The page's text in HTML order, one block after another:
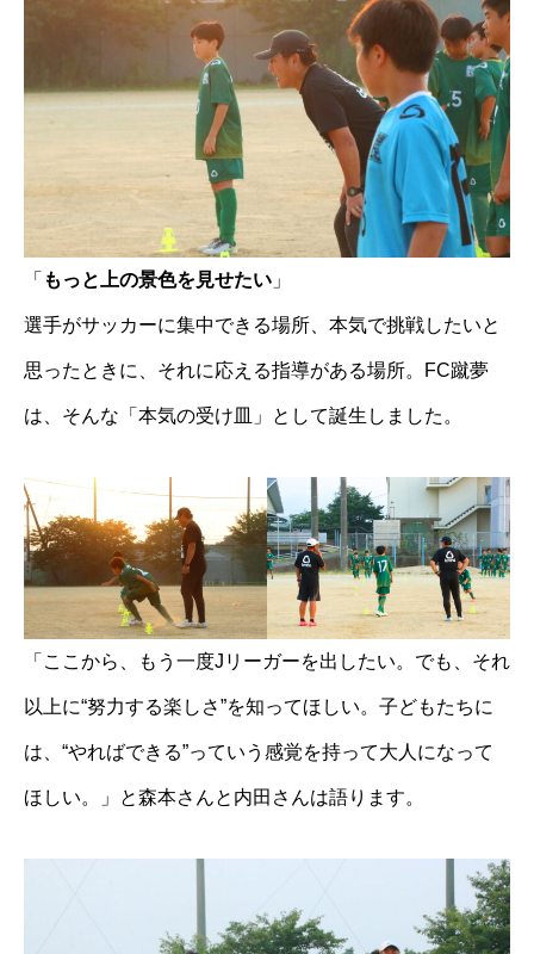
「 もっと上の景色を見せたい 」
選手がサッカーに集中できる場所、本気で挑戦したいと
思ったときに、それに応える指導がある場所。FC蹴夢
は、そんな「本気の受け皿」として誕生しました。
「ここから、もう一度Jリーガーを出したい。でも、それ
以上に“努力する楽しさ”を知ってほしい。子どもたちに
は、“やればできる”っていう感覚を持って大人になって
ほしい。」と森本さんと内田さんは語ります。